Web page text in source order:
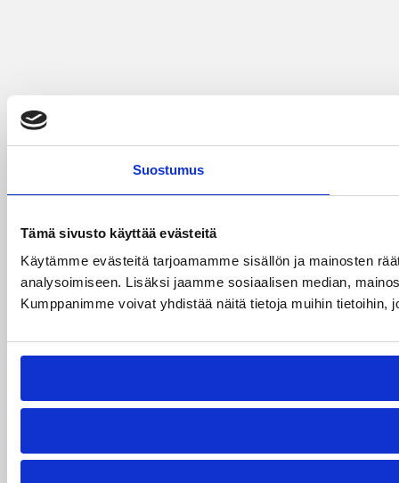
Suostumus
Tämä sivusto käyttää evästeitä
Käytämme evästeitä tarjoamamme sisällön ja mainosten
analysoimiseen. Lisäksi jaamme sosiaalisen median,
Kumppanimme voivat yhdistää näitä tietoja muihin tietoihin,